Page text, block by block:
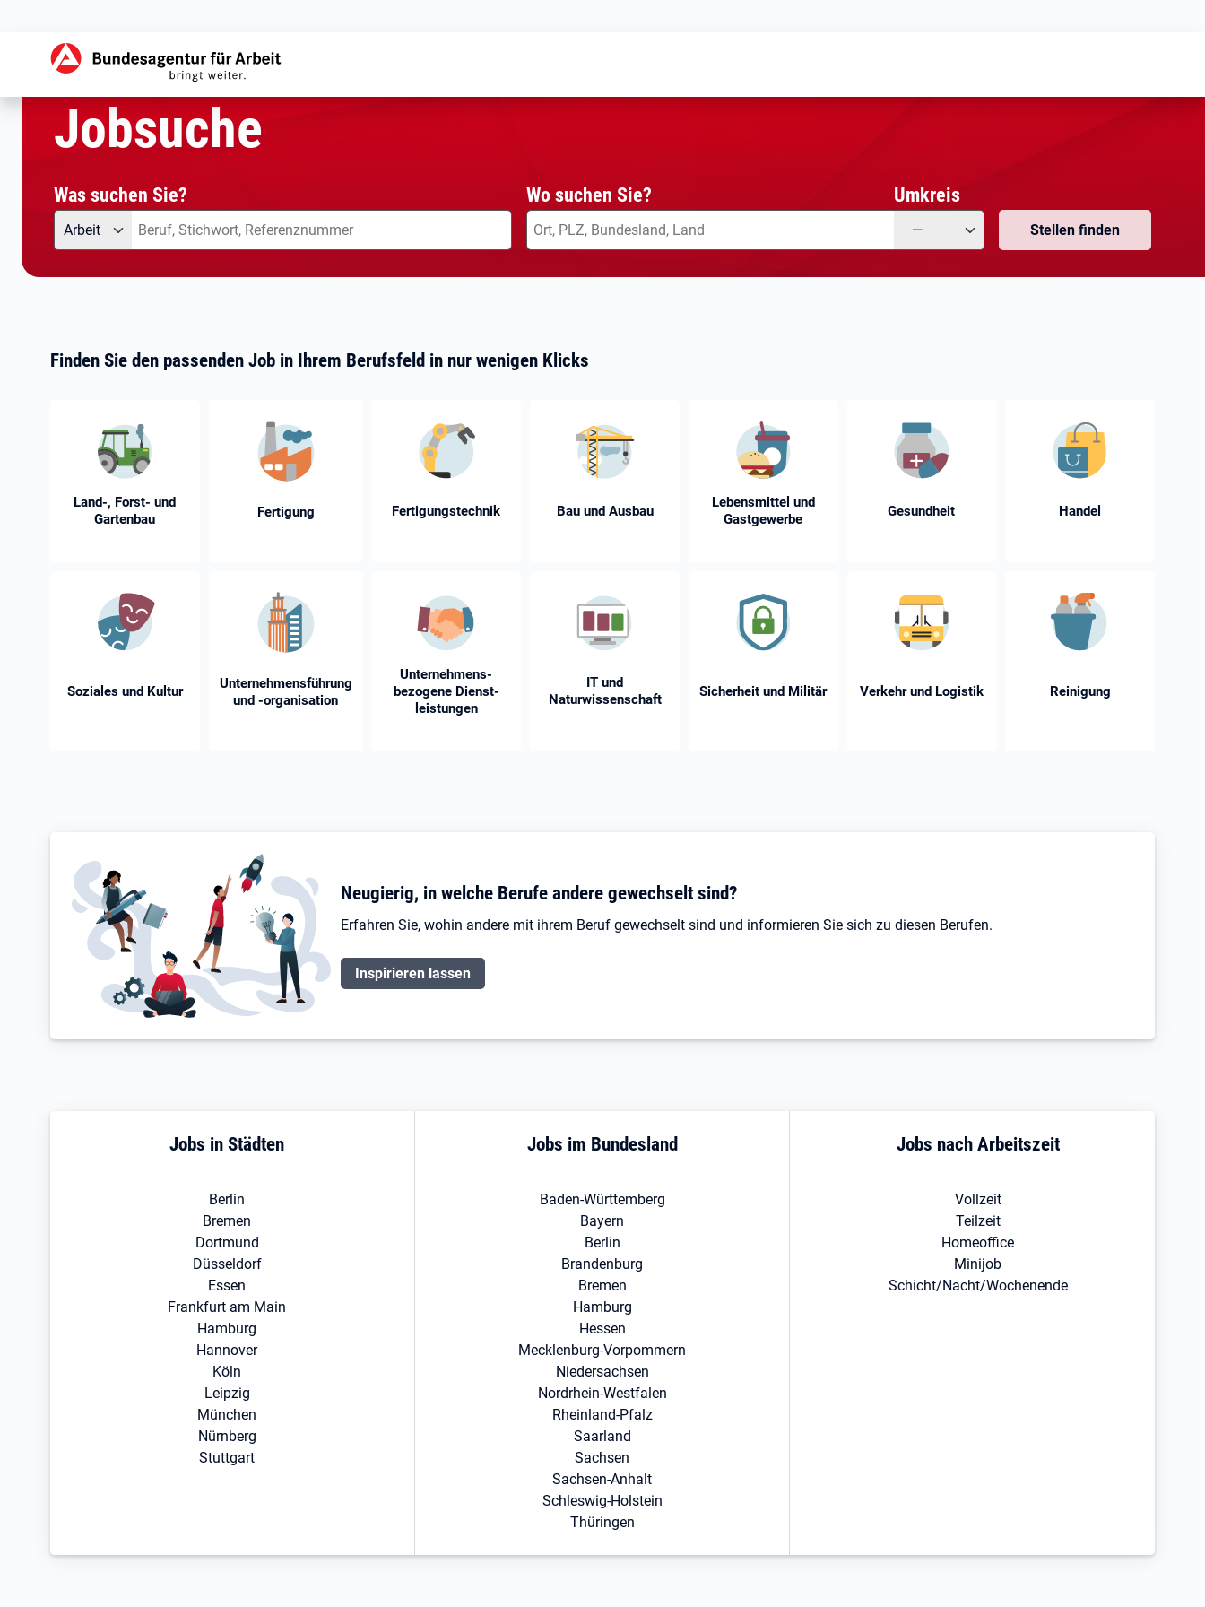
Startseite
Jobsuche
Was suchen Sie?
Angebotsart
Arbeit Was suchen Sie?
Wo suchen Sie? Umkreis
— Stellen finden
Finden Sie den passenden Job in Ihrem Berufsfeld in nur wenigen Klicks
Land-, Forst- und
Gartenbau
Fertigung Fertigungstechnik Bau und Ausbau
Lebensmittel und
Gastgewerbe
Gesundheit Handel
Soziales und Kultur
Unternehmensführung
und -⁠organisation
Unternehmens­
bezogene Dienst­
leistungen
IT und
Naturwissenschaft
Sicherheit und Militär Verkehr und Logistik Reinigung
Neugierig, in welche Berufe andere gewechselt sind?
Erfahren Sie, wohin andere mit ihrem Beruf gewechselt sind und informieren Sie sich zu diesen Berufen.
Inspirieren lassen
Jobs in Städten
Berlin
Bremen
Dortmund
Düsseldorf
Essen
Frankfurt am Main
Hamburg
Hannover
Köln
Leipzig
München
Nürnberg
Stuttgart
Jobs im Bundesland
Baden-Württemberg
Bayern
Berlin
Brandenburg
Bremen
Hamburg
Hessen
Mecklenburg-Vorpommern
Niedersachsen
Nordrhein-Westfalen
Rheinland-Pfalz
Saarland
Sachsen
Sachsen-Anhalt
Schleswig-Holstein
Thüringen
Jobs nach Arbeitszeit
Vollzeit
Teilzeit
Homeoffice
Minijob
Schicht/Nacht/Wochenende